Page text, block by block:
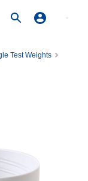
Test Weights